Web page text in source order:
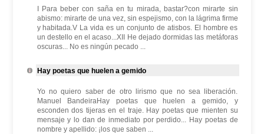
I Para beber con saña en tu mirada, bastar?con mirarte sin
abismo: mirarte de una vez, sin espejismo, con la lágrima firme
y habitada.V La vida es un conjunto de atisbos. El hombre es
un destello en el acaso...XII He dejado dormidas las metáforas
oscuras... No es ningún pecado ...
Hay poetas que huelen a gemido
Yo no quiero saber de otro lirismo que no sea liberación.
Manuel BandeiraHay poetas que huelen a gemido, y
esconden dos tijeras en el traje. Hay poetas que mienten su
mensaje y lo dan de inmediato por perdido... Hay poetas de
nombre y apellido: ¡los que saben ...